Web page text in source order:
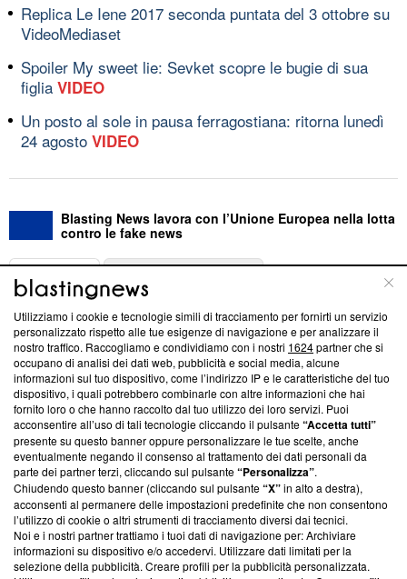
Replica Le Iene 2017 seconda puntata del 3 ottobre su
VideoMediaset
Spoiler My sweet lie: Sevket scopre le bugie di sua
figlia VIDEO
Un posto al sole in pausa ferragostiana: ritorna lunedì
24 agosto VIDEO
Blasting News lavora con l’Unione Europea nella lotta
contro le fake news
ABOUT
Questa sezione offre informazioni trasparenti su Blasting
News, sui nostri processi editoriali e su come ci impegniamo a
creare news di qualità. Inoltre, afferma la nostra aderenza a
‘Trust Project - News with Integrity’Blasting News non è
ancora membro del programma, ma ha richiesto di farne
parte; Trust Project non ha ancora effettuato una verifica di
conformità agli standard.
Su di noi
Team editoriale
Corporate
Redazione
Utilizziamo i cookie e tecnologie simili di tracciamento per fornirti un servizio
personalizzato rispetto alle tue esigenze di navigazione e per analizzare il
nostro traffico. Raccogliamo e condividiamo con i nostri 1624partner che si
occupano di analisi dei dati web, pubblicità e social media, alcune
informazioni sul tuo dispositivo, come l’indirizzo IP e le caratteristiche del tuo
dispositivo, i quali potrebbero combinarle con altre informazioni che hai
fornito loro o che hanno raccolto dal tuo utilizzo dei loro servizi. Puoi
acconsentire all’uso di tali tecnologie cliccando il pulsante“Accetta tutti”
presente su questo banner oppure personalizzare le tue scelte, anche
eventualmente negando il consenso al trattamento dei dati personali da
parte dei partner terzi, cliccando sul pulsante“Personalizza”.
Chiudendo questo banner (cliccando sul pulsante“X”in alto a destra),
acconsenti al permanere delle impostazioni predefinite che non consentono
l’utilizzo di cookie o altri strumenti di tracciamento diversi dai tecnici.
Noi e i nostri partner trattiamo i tuoi dati di navigazione per: Archiviare
informazioni su dispositivo e/o accedervi. Utilizzare dati limitati per la
selezione della pubblicità. Creare profili per la pubblicità personalizzata.